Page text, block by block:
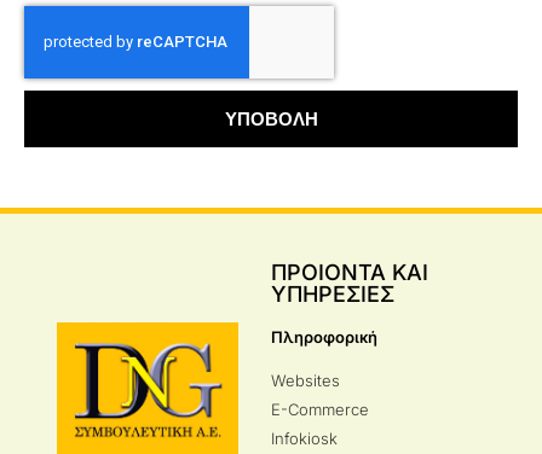
ΥΠΟΒΟΛΗ
ΠΡΟΙΟΝΤΑ ΚΑΙ
ΥΠΗΡΕΣΙΕΣ
Πληροφορική
Websites
E-Commerce
Infokiosk